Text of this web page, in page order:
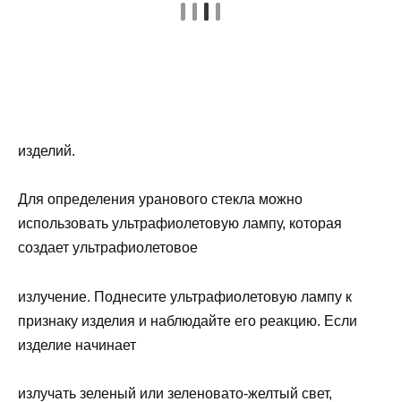
изделий.
Для определения уранового стекла можно
использовать ультрафиолетовую лампу, которая
создает ультрафиолетовое
излучение. Поднесите ультрафиолетовую лампу к
признаку изделия и наблюдайте его реакцию. Если
изделие начинает
излучать зеленый или зеленовато-желтый свет,